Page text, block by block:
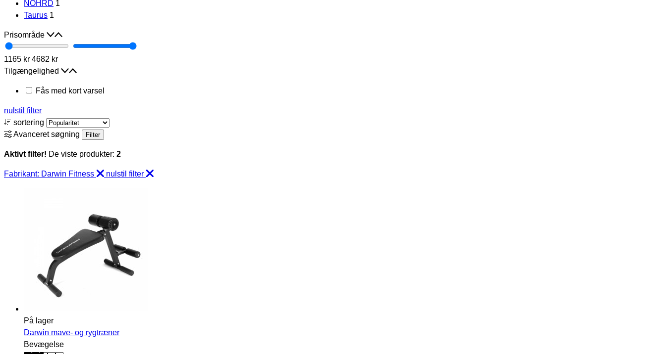
NOHRD 1
Taurus 1
Prisområde
1165 kr 4682 kr
Tilgængelighed
Fås med kort varsel
nulstil filter
sortering
Avanceret søgning
Filter
Aktivt filter! De viste produkter: 2
Fabrikant: Darwin Fitness nulstil filter
På lager
Darwin mave- og rygtræner
Bevægelse